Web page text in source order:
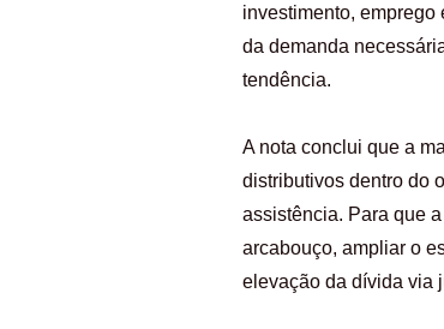
investimento,
da demanda
tendência.
A nota conclui que a
distributivos dentro do
assistência. Para que
arcabouço, ampliar o
elevação da dívida via